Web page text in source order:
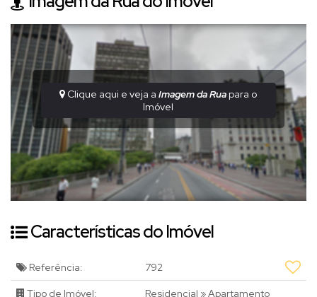
Clique aqui e veja aImagem da Rua para o
Imóvel
Características do Imóvel
Referência: 792
Tipo de Imóvel: Residencial »Apartamento